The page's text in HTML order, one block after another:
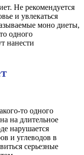
Не рекомендуется
и увлекаться
моно диеты,
одного
нанести
то одного
на длительное
нарушается
и углеводов в
серьезные